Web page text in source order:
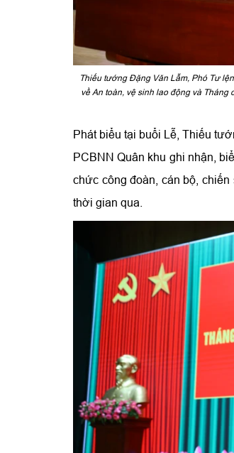
Thiếu tướng Đặng Văn Lẫm, Phó Tư
về An toàn, vệ sinh lao động và
Phát biểu tại buổi Lễ, Thiếu
PCBNN Quân khu ghi nhận,
chức công đoàn, cán bộ,
thời gian qua.